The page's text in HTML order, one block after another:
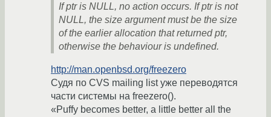
If ptr is NULL, no action occurs. If ptr is not
NULL, the size argument must be the size
of the earlier allocation that returned ptr,
otherwise the behaviour is undefined.
http://man.openbsd.org/freezero
Судя по CVS mailing list уже переводятся
части системы на freezero().
«Puffy becomes better, a little better all the